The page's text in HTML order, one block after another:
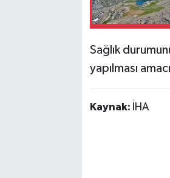
Sağlık
yapılması
Kaynak: İHA